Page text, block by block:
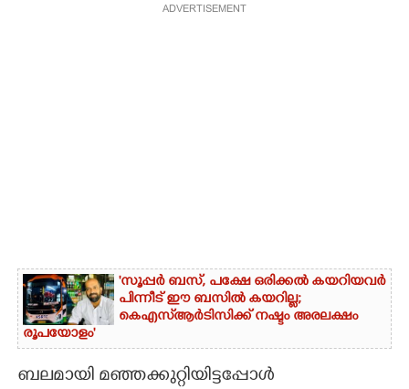
ADVERTISEMENT
'സൂപ്പർ ബസ്, പക്ഷേ ഒരിക്കൽ കയറിയവർ
പിന്നീട് ഈ ബസിൽ കയറില്ല;
കെഎസ്ആർടിസിക്ക് നഷ്ടം അരലക്ഷം
രൂപയോളം'
ബലമായി മഞ്ഞക്കുറ്റിയിട്ടപ്പോൾ